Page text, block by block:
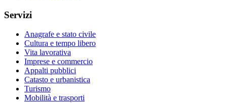
Servizi
Anagrafe e stato civile
Cultura e tempo libero
Vita lavorativa
Imprese e commercio
Appalti pubblici
Catasto e urbanistica
Turismo
Mobilità e trasporti